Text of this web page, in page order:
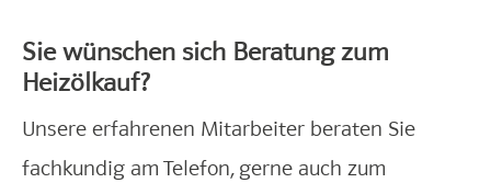
Sie wünschen sich Beratung zum
Heizölkauf?
Unsere erfahrenen Mitarbeiter beraten Sie
fachkundig am Telefon, gerne auch zum